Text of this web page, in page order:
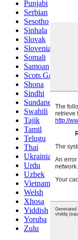
Punjabi
Serbian
Sesotho
Sinhala
Slovak
Slovenian
Somali
Samoan
Scots Gaelic
Shona
Sindhi
Sundanese
Swahili
Tajik
Tamil
Telugu
Thai
Ukrainian
Urdu
Uzbek
Vietnamese
Welsh
Xhosa
Yiddish
Yoruba
Zulu